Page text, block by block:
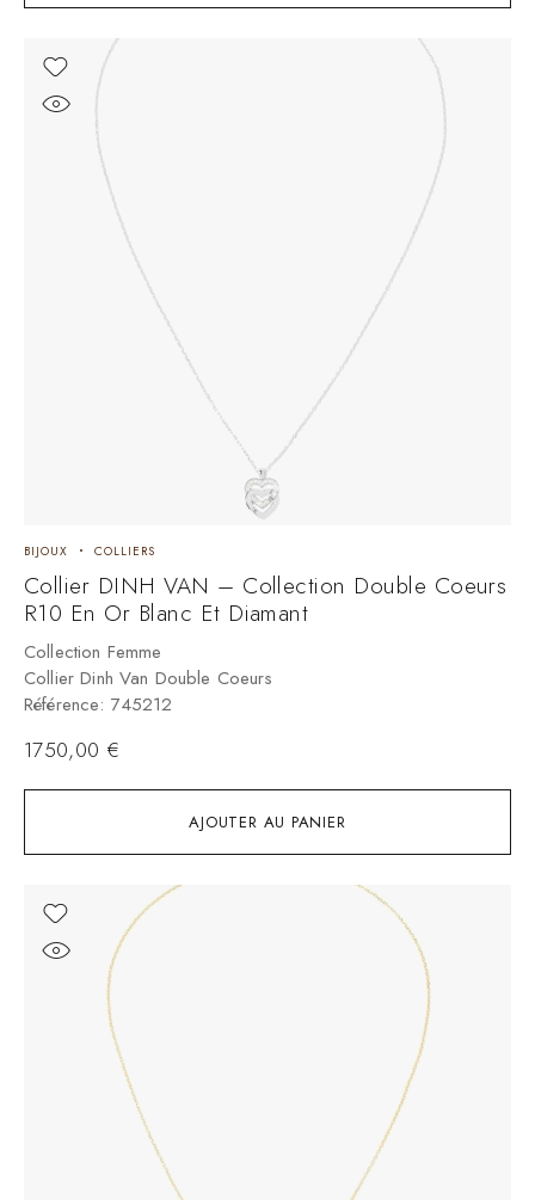
AJOUTER AU PANIER
BIJOUX COLLIERS
Collier DINH VAN – Collection Double Coeurs
R10 En Or Blanc Et Diamant
Collection Femme
Collier Dinh Van Double Coeurs
Référence: 745212
1750,00 €